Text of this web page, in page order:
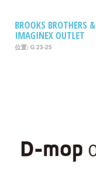
BROOKS BROTHERS &
IMAGINEX OUTLET
位置: G 23-25